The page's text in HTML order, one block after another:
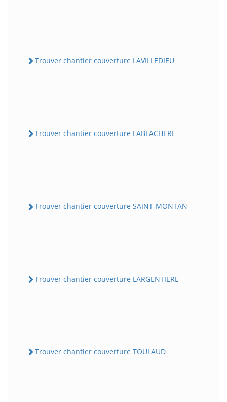
Trouver chantier couverture LAVILLEDIEU
Trouver chantier couverture LABLACHERE
Trouver chantier couverture SAINT-MONTAN
Trouver chantier couverture LARGENTIERE
Trouver chantier couverture TOULAUD